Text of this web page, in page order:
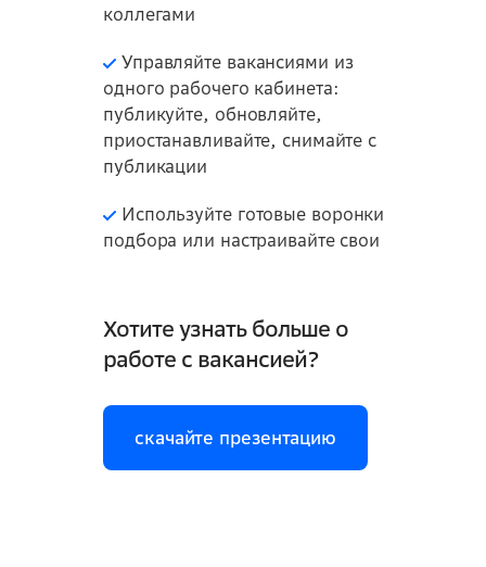
коллегами
Управляйте вакансиями из
одного рабочего кабинета:
публикуйте, обновляйте,
приостанавливайте, снимайте с
публикации
Используйте готовые воронки
подбора или настраивайте свои
Хотите узнать больше о
работе с вакансией?
скачайте презентацию